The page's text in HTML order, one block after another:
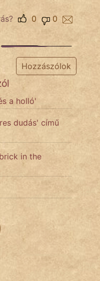
0
0
Hozzászólok
a holló'
dudás' című
in the